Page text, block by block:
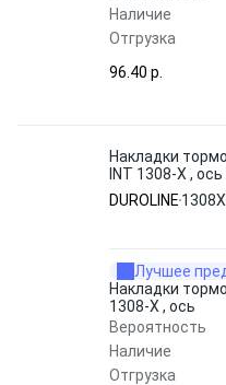
Наличие
Отгрузка
96.40 p.
Накладки
INT 1308-X , ось
DUROLINE 1308X
Лучшее
Накладки
1308-X , ось
Вероятность
Наличие
Отгрузка